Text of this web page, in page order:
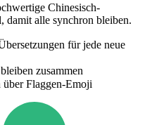
Chinesisch-
damit alle synchron bleiben.
für jede neue
zusammen
Flaggen-Emoji